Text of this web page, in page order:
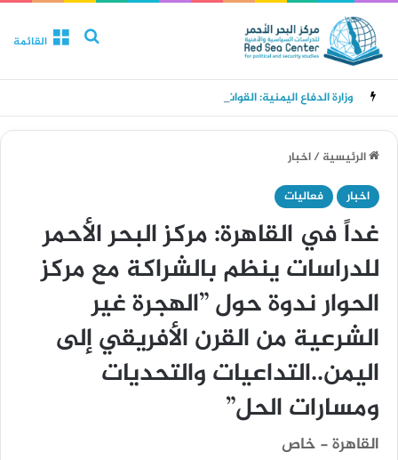
القائمةبحث عن
الرئيسية/اخبار
اخبار
فعاليات
غداً في القاهرة: مركز البحر الأحمر
للدراسات ينظم بالشراكة مع مركز
الحوار ندوة حول ”الهجرة غير
الشرعية من القرن الأفريقي إلى
اليمن..التداعيات والتحديات
ومسارات الحل”
القاهرة - خاص